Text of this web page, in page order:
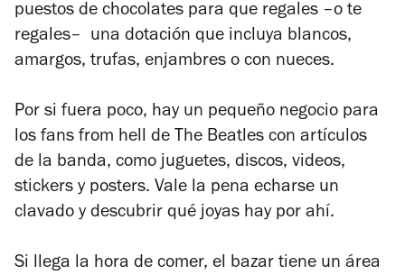
puestos de chocolates para que regales –o te
regales– una dotación que incluya blancos,
amargos, trufas, enjambres o con nueces.
Por si fuera poco, hay un pequeño negocio para
los fans from hell de The Beatles con artículos
de la banda, como juguetes, discos, videos,
stickers y posters. Vale la pena echarse un
clavado y descubrir qué joyas hay por ahí.
Si llega la hora de comer, el bazar tiene un área